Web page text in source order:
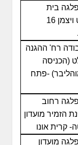
בית
מנדלבלט ויצמן 16
רח' ההגנה
(הכניסה
-פתח
רחוב
הזמיר מועדון
קרית אונו
מועדון